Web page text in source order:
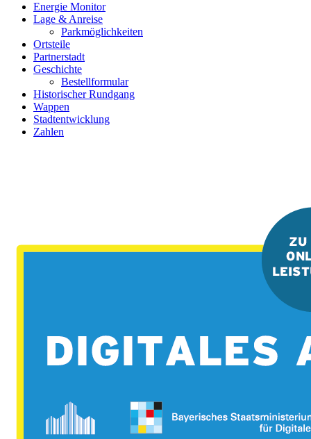
Energie Monitor
Lage & Anreise
Parkmöglichkeiten
Ortsteile
Partnerstadt
Geschichte
Bestellformular
Historischer Rundgang
Wappen
Stadtentwicklung
Zahlen